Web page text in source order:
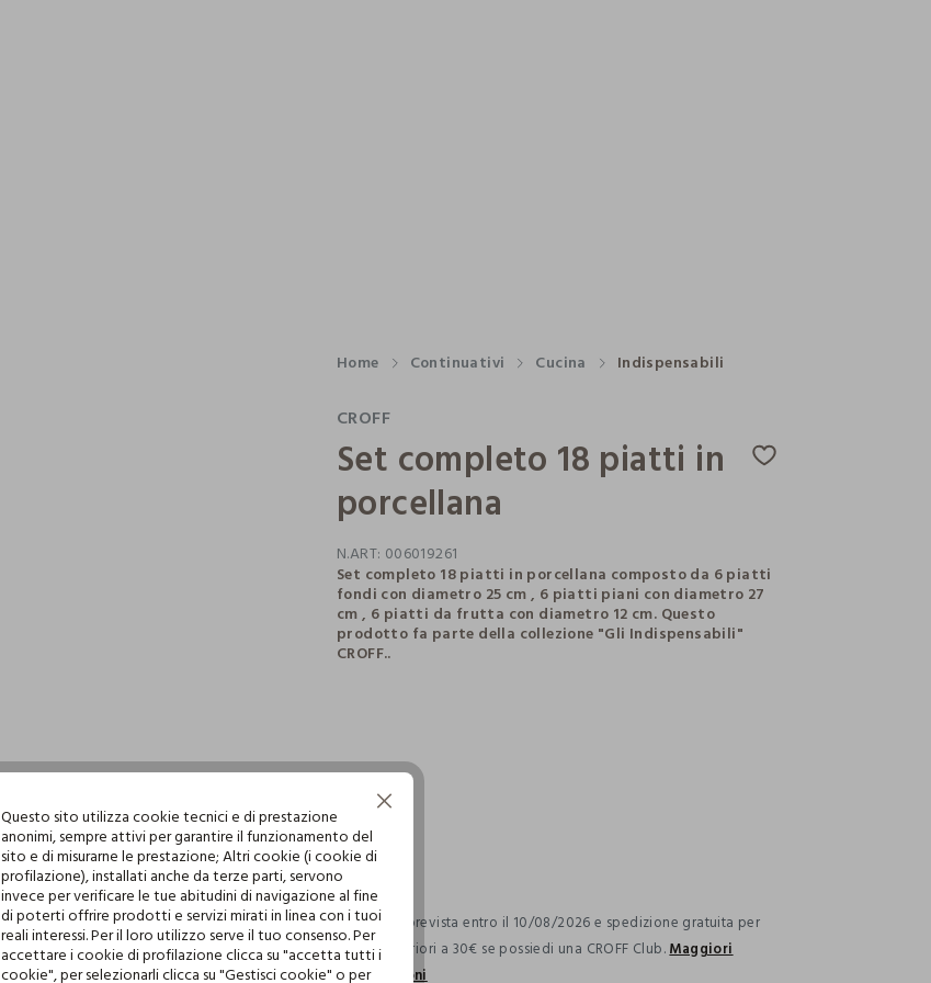
Home Continuativi Cucina Indispensabili
CROFF
Set completo 18 piatti in
porcellana
N.ART: 006019261
Set completo 18 piatti in porcellana composto da 6 piatti
fondi con diametro 25 cm , 6 piatti piani con diametro 27
cm , 6 piatti da frutta con diametro 12 cm. Questo
prodotto fa parte della collezione "Gli Indispensabili"
CROFF..
single.size
Consegna prevista entro il 10/08/2026 e spedizione gratuita per
ordini superiori a 30€ se possiedi una CROFF Club.Maggiori
informazioni
Questo sito utilizza cookie tecnici e di prestazione
anonimi, sempre attivi per garantire il funzionamento del
sito e di misurarne le prestazione; Altri cookie (i cookie di
profilazione), installati anche da terze parti, servono
invece per verificare le tue abitudini di navigazione al fine
di poterti offrire prodotti e servizi mirati in linea con i tuoi
reali interessi. Per il loro utilizzo serve il tuo consenso. Per
accettare i cookie di profilazione clicca su "accetta tutti i
cookie", per selezionarli clicca su "Gestisci cookie" o per
Continua senza accettare